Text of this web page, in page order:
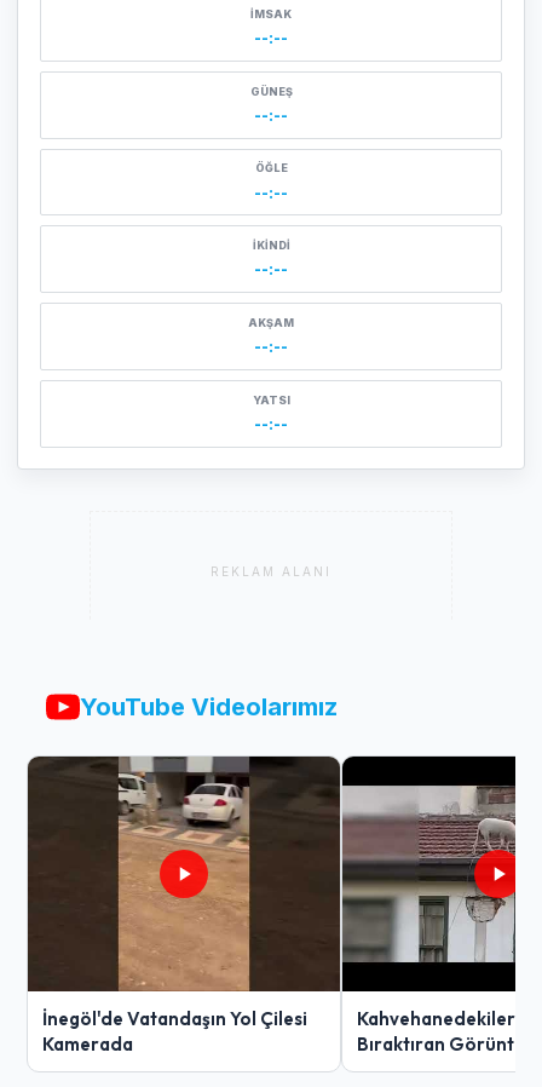
İMSAK
--:--
GÜNEŞ
--:--
ÖĞLE
--:--
İKINDI
--:--
AKŞAM
--:--
YATSI
--:--
REKLAM ALANI
YouTube Videolarımız
İnegöl'de Vatandaşın Yol Çilesi
Kamerada
Kahvehanedekiler
Bıraktıran Görüntü!